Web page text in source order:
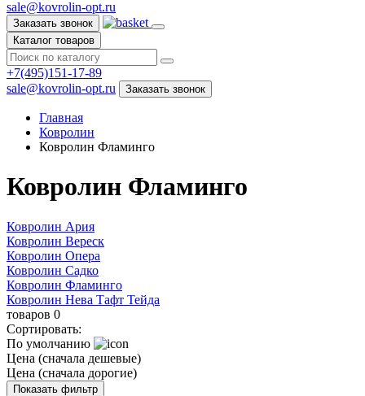
sale@kovrolin-opt.ru
Заказать звонок
Каталог товаров
+7(495)151-17-89
sale@kovrolin-opt.ru
Заказать звонок
Главная
Ковролин
Ковролин Фламинго
Ковролин Фламинго
Ковролин Ария
Ковролин Вереск
Ковролин Опера
Ковролин Садко
Ковролин Фламинго
Ковролин Нева Тафт Тейда
товаров 0
Сортировать:
По умолчанию
Цена (сначала дешевые)
Цена (сначала дорогие)
Показать фильтр